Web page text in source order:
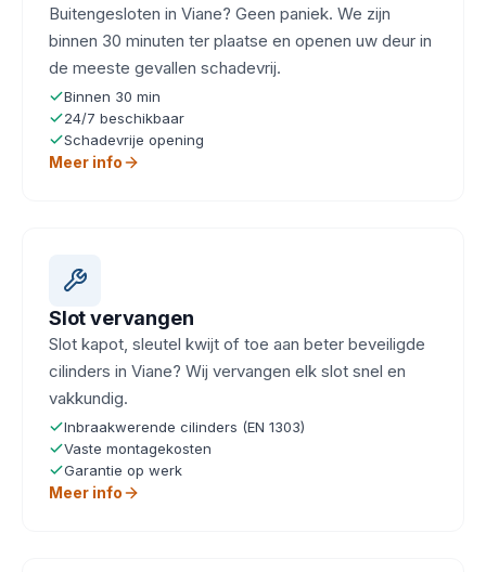
Buitengesloten in Viane? Geen paniek. We zijn
binnen 30 minuten ter plaatse en openen uw deur in
de meeste gevallen schadevrij.
Binnen 30 min
24/7 beschikbaar
Schadevrije opening
Meer info
Slot vervangen
Slot kapot, sleutel kwijt of toe aan beter beveiligde
cilinders in Viane? Wij vervangen elk slot snel en
vakkundig.
Inbraakwerende cilinders (EN 1303)
Vaste montagekosten
Garantie op werk
Meer info